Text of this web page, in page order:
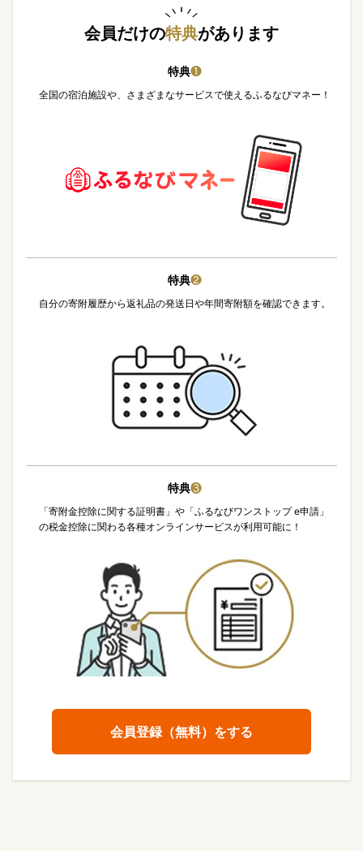
会員だけの特典があります
特典❶
全国の宿泊施設や、さまざまなサービスで使えるふるなびマネー！
特典❷
自分の寄附履歴から返礼品の発送日や年間寄附額を確認できます。
特典❸
「寄附金控除に関する証明書」や「ふるなびワンストップ e申請」
の税金控除に関わる各種オンラインサービスが利用可能に！
会員登録（無料）をする